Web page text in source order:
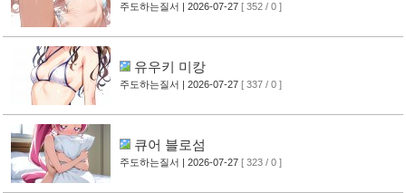
주도하는질서 | 2026-07-27 [ 352 / 0 ]
유우키 미캉
주도하는질서 | 2026-07-27 [ 337 / 0 ]
큐어 블로섬
주도하는질서 | 2026-07-27 [ 323 / 0 ]